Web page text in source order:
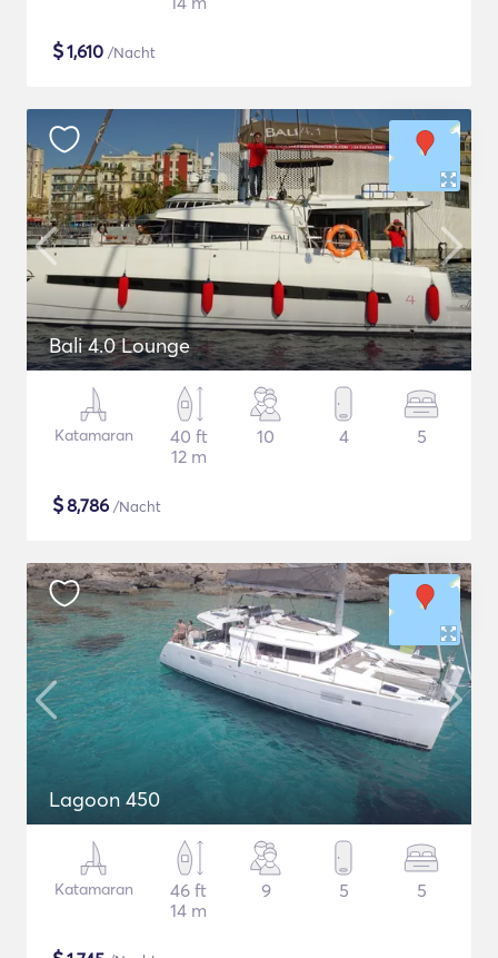
$1,610 /Nacht
Bali 4.0 Lounge
Katamaran
40 ft
12 m
10 4 5
$8,786 /Nacht
Lagoon 450
Katamaran
46 ft
14 m
9 5 5